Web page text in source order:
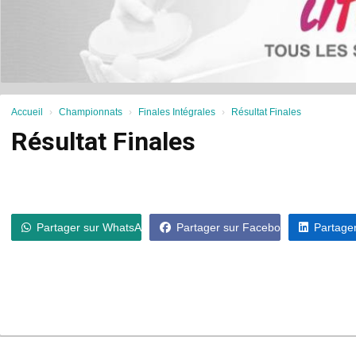
Accueil Championnats Finales Intégrales Résultat Finales
Résultat Finales
Partager sur WhatsApp Partager sur Facebook